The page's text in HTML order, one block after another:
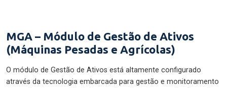
MGA – Módulo de Gestão de Ativos
(Máquinas Pesadas e Agrícolas)
O módulo de Gestão de Ativos está altamente configurado
através da tecnologia embarcada para gestão e monitoramento